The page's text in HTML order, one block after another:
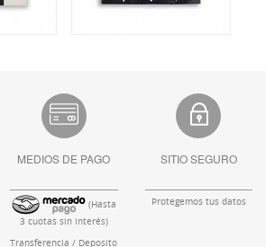
MEDIOS DE PAGO
(Hasta
3 cuotas sin interés)
Transferencia / Deposito
SITIO SEGURO
Protegemos tus datos